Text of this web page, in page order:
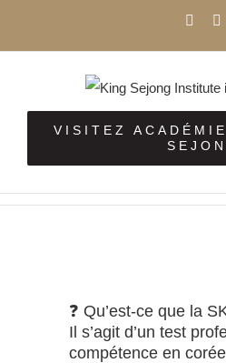
VISITEZ
l'image
agrandie
❓ Qu’est-ce que la
Il s’agit d’un test
compétence en